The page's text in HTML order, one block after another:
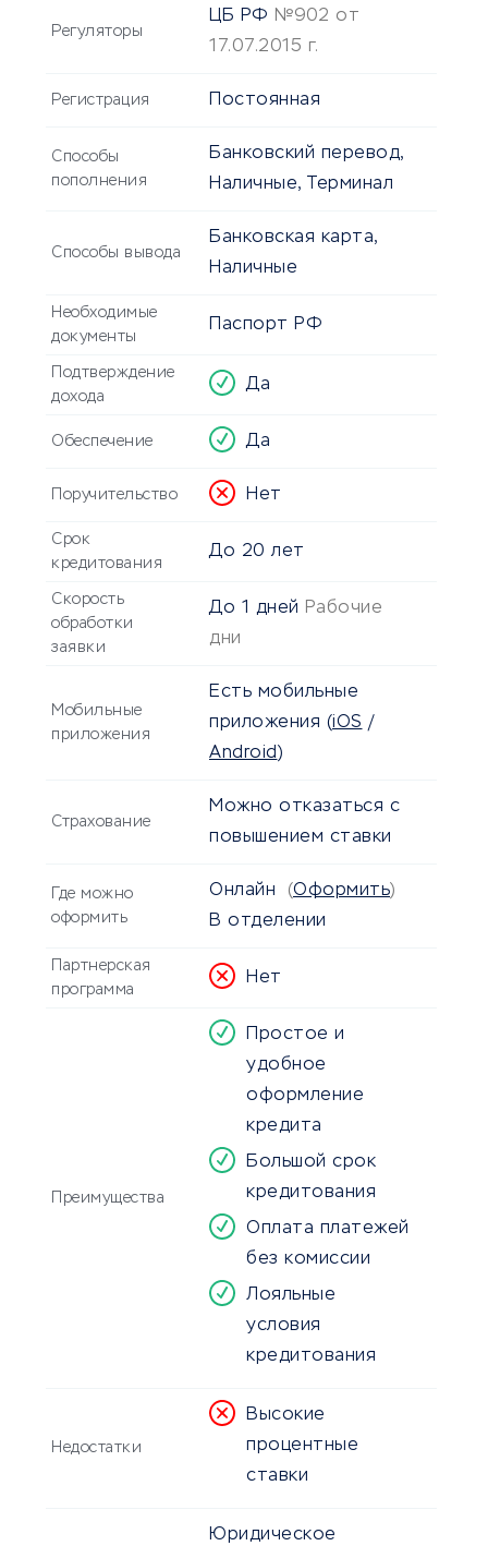
Регуляторы
ЦБ РФ №902 от
17.07.2015 г.
Регистрация Постоянная
Способы
пополнения
Банковский перевод,
Наличные, Терминал
Способы вывода
Банковская карта,
Наличные
Необходимые
документы
Паспорт РФ
Подтверждение
дохода
Да
Обеспечение Да
Поручительство Нет
Срок
кредитования
До 20 лет
Скорость
обработки
заявки
До 1 дней Рабочие
дни
Мобильные
приложения
Есть мобильные
приложения (iOS /
Android)
Страхование
Можно отказаться с
повышением ставки
Где можно
оформить
Онлайн (Оформить)
В отделении
Партнерская
программа
Нет
Преимущества
Простое и
удобное
оформление
кредита
Большой срок
кредитования
Оплата платежей
без комиссии
Лояльные
условия
кредитования
Недостатки
Высокие
процентные
ставки
Юридическое